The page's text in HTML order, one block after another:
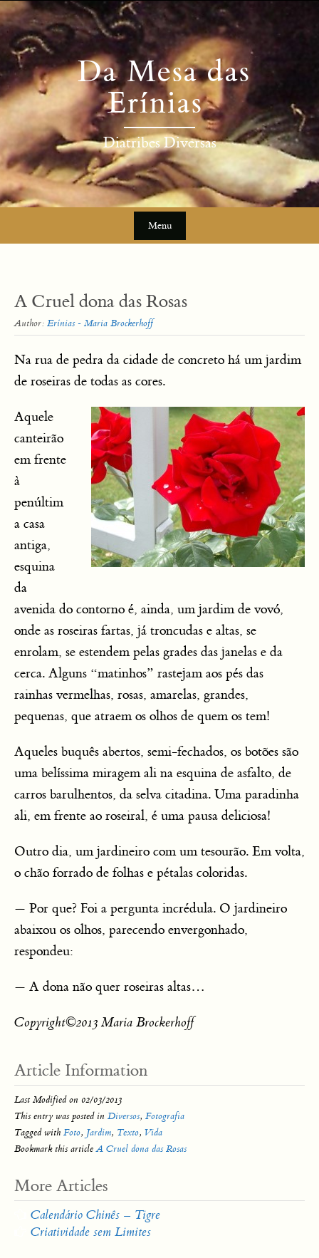
Skip
to
content
Da Mesa das
Erínias
Diatribes Diversas
Menu
content
A Cruel dona das Rosas
Author: Erínias - Maria Brockerhoff
Na rua de pedra da cidade de concreto há um jardim
de roseiras de todas as cores.
Aquele
canteirão
em frente
à
penúltim
a casa
antiga,
esquina
da
avenida do contorno é, ainda, um jardim de vovó,
onde as roseiras fartas, já troncudas e altas, se
enrolam, se estendem pelas grades das janelas e da
cerca. Alguns “matinhos” rastejam aos pés das
rainhas vermelhas, rosas, amarelas, grandes,
pequenas, que atraem os olhos de quem os tem!
Aqueles buquês abertos, semi-fechados, os botões são
uma belíssima miragem ali na esquina de asfalto, de
carros barulhentos, da selva citadina. Uma paradinha
ali, em frente ao roseiral, é uma pausa deliciosa!
Outro dia, um jardineiro com um tesourão. Em volta,
o chão forrado de folhas e pétalas coloridas.
— Por que? Foi a pergunta incrédula. O jardineiro
abaixou os olhos, parecendo envergonhado,
respondeu:
— A dona não quer roseiras altas…
Copyright©2013 Maria Brockerhoff
Article Information
Last Modified on 02/03/2013
This entry was posted in Diversos, Fotografia
Tagged with Foto, Jardim, Texto, Vida
Bookmark this articleA Cruel dona das Rosas
Post
navigation
More Articles
Calendário Chinês – Tigre
Criatividade sem Limites